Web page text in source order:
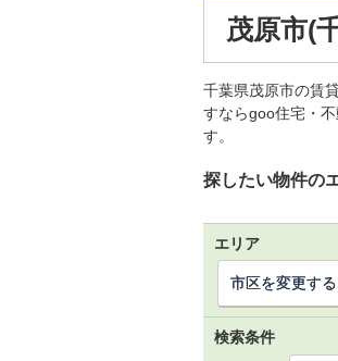
茂原市(
千葉県茂原市の賃
すならgoo住宅・
す。
探したい物件の
エリア
市区を変更する
検索条件